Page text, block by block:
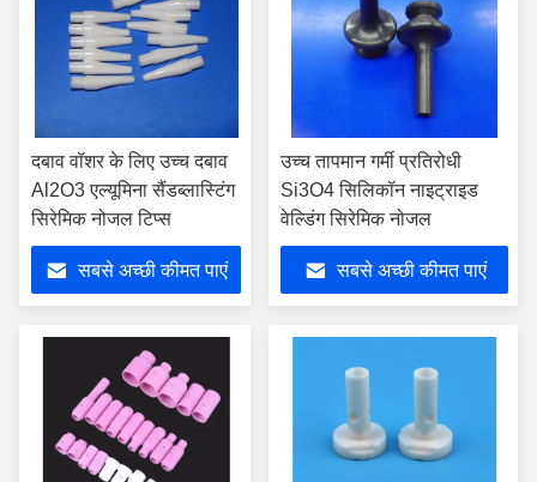
दबाव वॉशर के लिए उच्च दबाव
Al2O3 एल्यूमिना सैंडब्लास्टिंग
सिरेमिक नोजल टिप्स
सबसे अच्छी कीमत पाएं
उच्च तापमान गर्मी प्रतिरोधी
Si3O4 सिलिकॉन नाइट्राइड
वेल्डिंग सिरेमिक नोजल
सबसे अच्छी कीमत पाएं